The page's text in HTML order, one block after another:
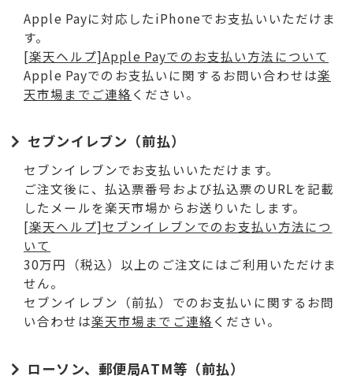
Apple Payに対応したiPhoneでお支払いいただけま
す。
[楽天ヘルプ]Apple Payでのお支払い方法について
Apple Payでのお支払いに関するお問い合わせは楽
天市場までご連絡 ください。
セブンイレブン（前払）
セブンイレブンでお支払いいただけます。
ご注文後に、払込票番号および払込票のURLを記載
したメールを楽天市場からお送りいたします。
[楽天ヘルプ]セブンイレブンでのお支払い方法につ
いて
30万円（税込）以上のご注文にはご利用いただけま
せん。
セブンイレブン（前払）でのお支払いに関するお問
い合わせは楽天市場までご連絡 ください。
ローソン、郵便局ATM等（前払）